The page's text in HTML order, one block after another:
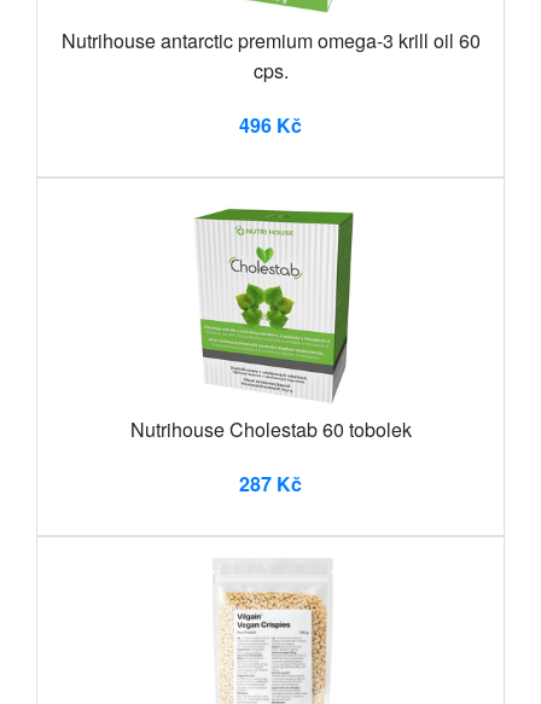
Nutrihouse antarctic premium omega-3 krill oil 60
cps.
496 Kč
Nutrihouse Cholestab 60 tobolek
287 Kč